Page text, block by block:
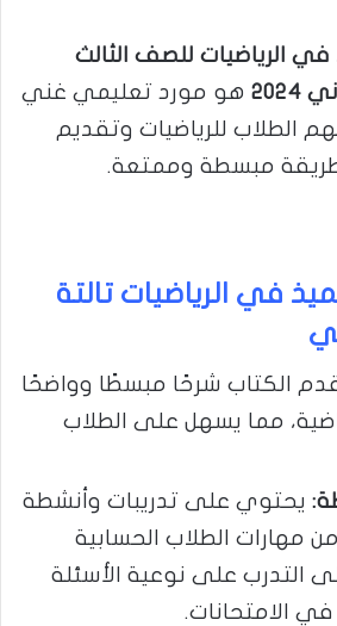
في الرياضيات للصف الثالث
هو مورد تعليمي غني
الطلاب للرياضيات وتقديم
مبسطة وممتعة.
في الرياضيات تالتة
الكتاب شرحًا مبسطًا وواضحًا
مما يسهل على الطلاب
: يحتوي على تدريبات وأنشطة
مهارات الطلاب الحسابية
التدرب على نوعية الأسئلة
الامتحانات.